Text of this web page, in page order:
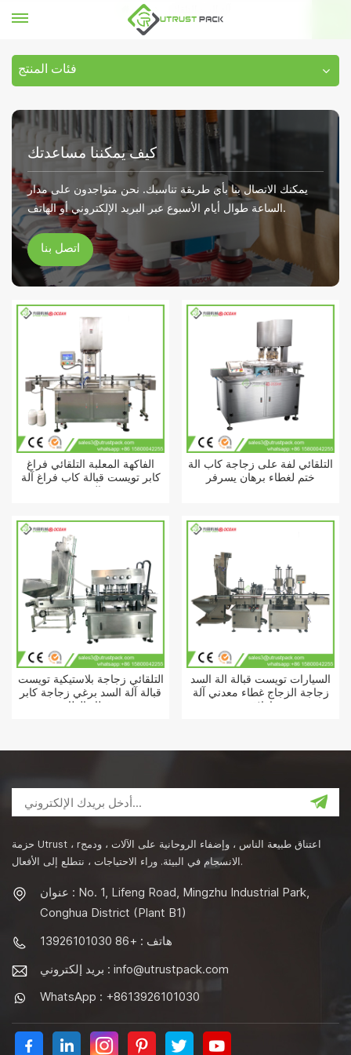
بيت
فئات المنتج
كيف يمكننا مساعدتك
يمكنك الاتصال بنا بأي طريقة تناسبك. نحن متواجدون على مدار
الساعة طوال أيام الأسبوع عبر البريد الإلكتروني أو الهاتف.
اتصل بنا
الفاكهة المعلبة التلقائي فراغ
كابر تويست قبالة كاب فراغ آلة
التلقائي لفة على زجاجة كاب آلة
ختم لغطاء برهان يسرفر
التلقائي زجاجة بلاستيكية تويست
قبالة آلة السد برغي زجاجة كابر
السيارات تويست قبالة آلة السد
زجاجة الزجاج غطاء معدني آلة
حزمة Utrust ، rاعتناق طبيعة الناس ، وإضفاء الروحانية على الآلات ، ودمج
الانسجام في البيئة. وراء الاحتياجات ، نتطلع إلى الأفعال.
عنوان : No. 1, Lifeng Road, Mingzhu Industrial Park,
Conghua District (Plant B1)
هاتف : +86 13926101030
بريد إلكتروني : info@utrustpack.com
WhatsApp : +8613926101030